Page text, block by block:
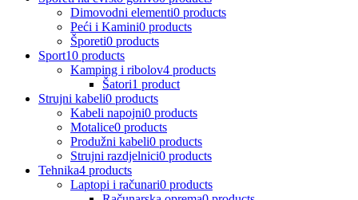
Dimovodni elementi0 products
Peći i Kamini0 products
Šporeti0 products
Sport10 products
Kamping i ribolov4 products
Šatori1 product
Strujni kabeli0 products
Kabeli napojni0 products
Motalice0 products
Produžni kabeli0 products
Strujni razdjelnici0 products
Tehnika4 products
Laptopi i računari0 products